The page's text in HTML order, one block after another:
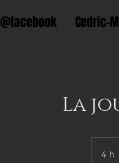
@facebook Cedric-
La
4 h